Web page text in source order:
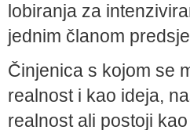
lobiranja za
jednim članom
Činjenica s kojom se
realnost i kao ideja,
realnost ali postoji